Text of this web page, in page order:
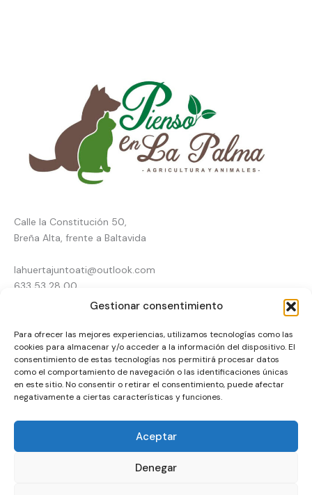
Gestionar consentimiento
Para ofrecer las mejores experiencias, utilizamos tecnologías como las
cookies para almacenar y/o acceder a la información del dispositivo. El
consentimiento de estas tecnologías nos permitirá procesar datos
como el comportamiento de navegación o las identificaciones únicas
en este sitio. No consentir o retirar el consentimiento, puede afectar
negativamente a ciertas características y funciones.
Aceptar
Denegar
Calle la Constitución 50,
Breña Alta, frente a Baltavida
lahuertajuntoati@outlook.com
633 53 28 00
Tienda online
Pienso en La Palma
Agricultura
Animales
Contacto
Financiado por la Unión Europea – NextGenerationEU